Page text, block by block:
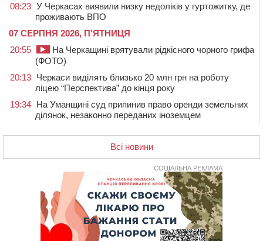
08:23 У Черкасах виявили низку недоліків у гуртожитку, де
проживають ВПО
07 СЕРПНЯ 2026, П'ЯТНИЦЯ
20:55
На Черкащині врятували рідкісного чорного грифа
(ФОТО)
20:13 Черкаси виділять близько 20 млн грн на роботу
ліцею “Перспектива” до кінця року
19:34 На Уманщині суд припинив право оренди земельних
ділянок, незаконно переданих іноземцем
стали фіналістками Global Teacher Prize Ukraine 2026
18:23 Зарядка, йога, сапи та нові знайомства: у Черкасах
закрили сезон літнього табору для людей поважного
“Це страшна несправедливість”: мати хворого на
СМА 13-річного хлопця із Драбівщини просить
ОВА виділити кошти на дороговартісні ліки
Всі новини
СОЦІАЛЬНА РЕКЛАМА